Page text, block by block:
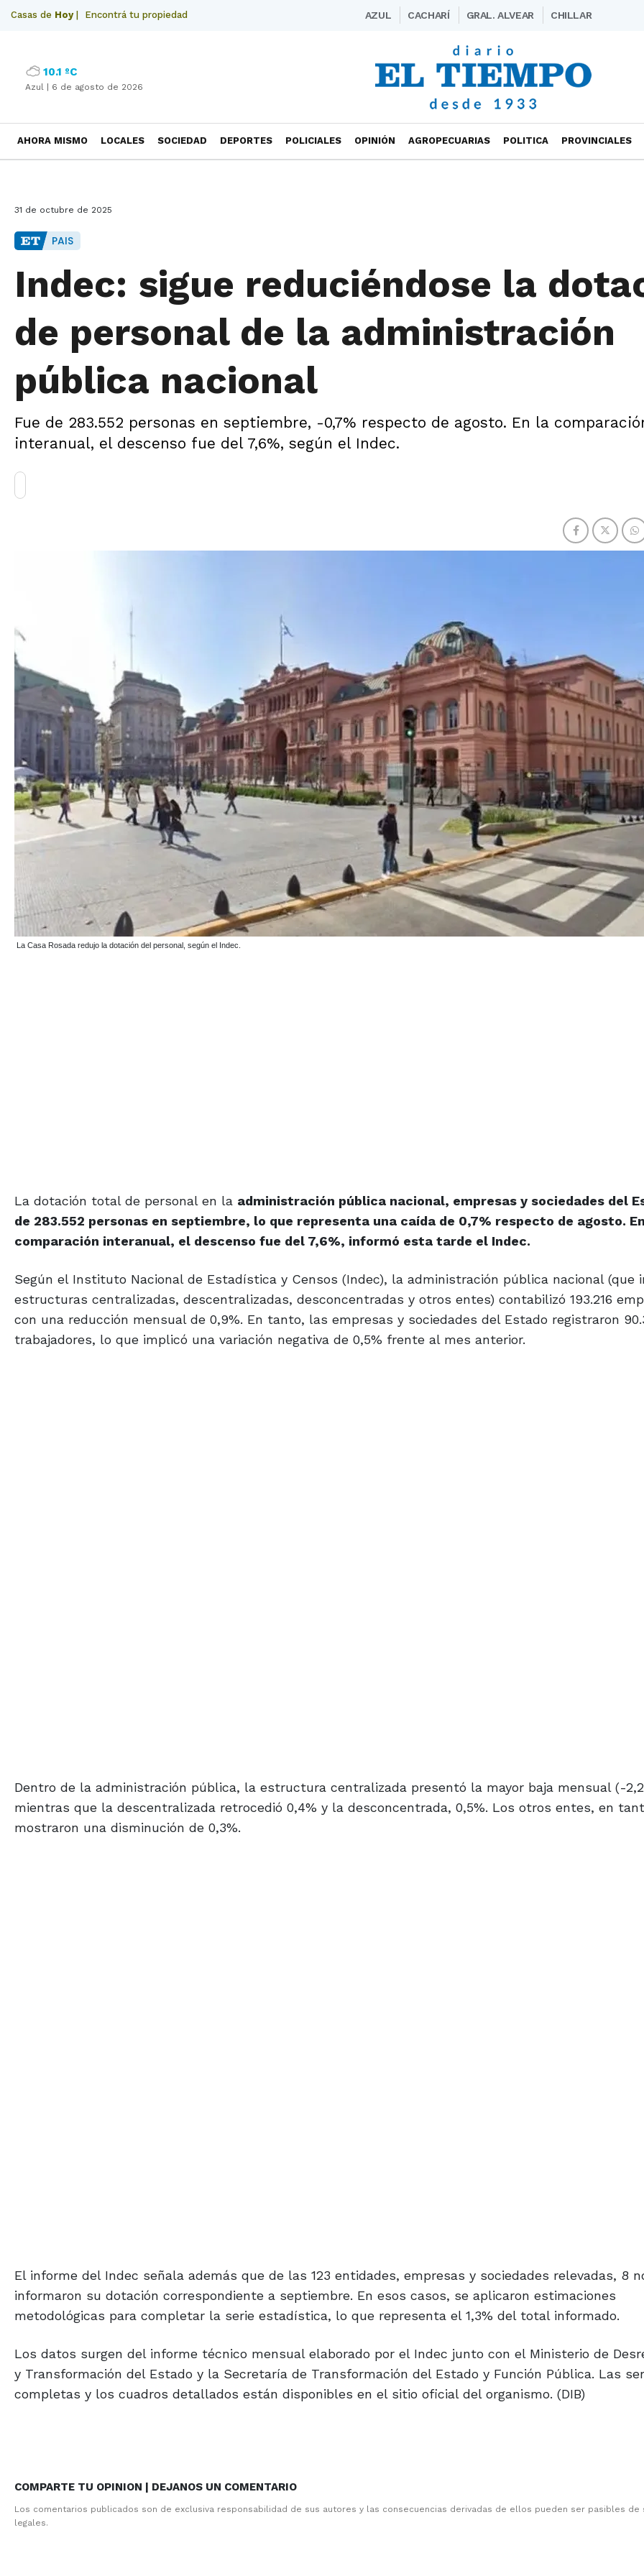
Casas de Hoy| Encontrá tu propiedad AZUL CACHARÍ GRAL. ALVEAR CHILLAR
10.1 ºC
Azul | 6 de agosto de 2026
AHORA MISMO LOCALES SOCIEDAD DEPORTES POLICIALES OPINIÓN AGROPECUARIAS POLITICA PROVINCIALES
31 de octubre de 2025
PAIS
Indec: sigue reduciéndose la
de personal de la administración
pública nacional
Fue de 283.552 personas en septiembre, -0,7% respecto de agosto. En la
interanual, el descenso fue del 7,6%, según el Indec.
La Casa Rosada redujo la dotación del personal, según el Indec.
La dotación total de personal en la administración pública nacional, empresas y sociedades del
de 283.552 personas en septiembre, lo que representa una caída de 0,7% respecto de agosto.
comparación interanual, el descenso fue del 7,6%, informó esta tarde el Indec.
Según el Instituto Nacional de Estadística y Censos (Indec), la administración pública nacional (que
estructuras centralizadas, descentralizadas, desconcentradas y otros entes) contabilizó 193.216
con una reducción mensual de 0,9%. En tanto, las empresas y sociedades del Estado registraron
trabajadores, lo que implicó una variación negativa de 0,5% frente al mes anterior.
Dentro de la administración pública, la estructura centralizada presentó la mayor baja mensual (-
mientras que la descentralizada retrocedió 0,4% y la desconcentrada, 0,5%. Los otros entes, en
mostraron una disminución de 0,3%.
El informe del Indec señala además que de las 123 entidades, empresas y sociedades relevadas, 8
informaron su dotación correspondiente a septiembre. En esos casos, se aplicaron estimaciones
metodológicas para completar la serie estadística, lo que representa el 1,3% del total informado.
Los datos surgen del informe técnico mensual elaborado por el Indec junto con el Ministerio de
y Transformación del Estado y la Secretaría de Transformación del Estado y Función Pública. Las
completas y los cuadros detallados están disponibles en el sitio oficial del organismo. (DIB)
COMPARTE TU OPINION | DEJANOS UN COMENTARIO
Los comentarios publicados son de exclusiva responsabilidad de sus autores y las consecuencias derivadas de ellos pueden ser pasibles de
legales.